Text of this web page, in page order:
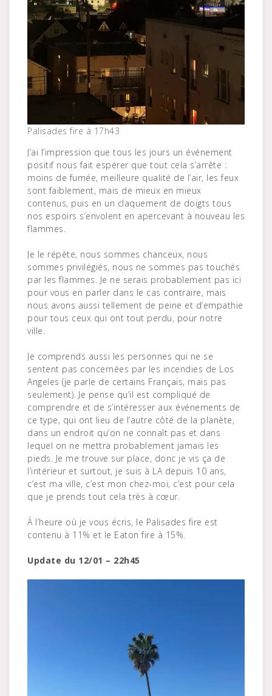
Palisades fire à 17h43
J’ai l’impression que tous les jours un événement
positif nous fait espérer que tout cela s’arrête :
moins de fumée, meilleure qualité de l’air, les feux
sont faiblement, mais de mieux en mieux
contenus, puis en un claquement de doigts tous
nos espoirs s’envolent en apercevant à nouveau les
flammes.
Je le répète, nous sommes chanceux, nous
sommes privilégiés, nous ne sommes pas touchés
par les flammes. Je ne serais probablement pas ici
pour vous en parler dans le cas contraire, mais
nous avons aussi tellement de peine et d’empathie
pour tous ceux qui ont tout perdu, pour notre
ville.
Je comprends aussi les personnes qui ne se
sentent pas concernées par les incendies de Los
Angeles (je parle de certains Français, mais pas
seulement). Je pense qu’il est compliqué de
comprendre et de s’intéresser aux événements de
ce type, qui ont lieu de l’autre côté de la planète,
dans un endroit qu’on ne connaît pas et dans
lequel on ne mettra probablement jamais les
pieds. Je me trouve sur place, donc je vis ça de
l’intérieur et surtout, je suis à LA depuis 10 ans,
c’est ma ville, c’est mon chez-moi, c’est pour cela
que je prends tout cela très à cœur.
À l’heure où je vous écris, le Palisades fire est
contenu à 11% et le Eaton fire à 15%.
Update du 12/01 – 22h45